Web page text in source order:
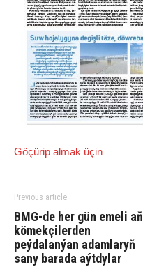
Göçürip almak üçin
Previous article
BMG-de her gün emeli aň
kömekçilerden
peýdalanýan adamlaryň
sany barada aýtdylar